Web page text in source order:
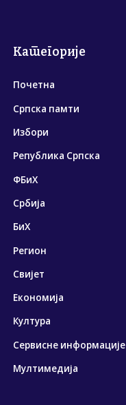
Категорије
Почетна
Српска памти
Избори
Република Српска
ФБиХ
Србија
БиХ
Регион
Свијет
Економија
Култура
Сервисне информације
Мултимедија